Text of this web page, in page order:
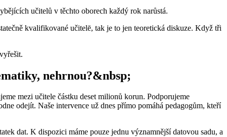
učitelů v těchto oborech každý rok narůstá.
kvalifikované učitelē, tak je to jen teoretická diskuze. Když tři
nehrnou?&nbsp;
mezi učitele částku deset milionů korun. Podporujeme
odejít. Naše intervence už dnes přímo pomáhá pedagogům, kteří
dat. K dispozici máme pouze jednu významnější datovou sadu, a